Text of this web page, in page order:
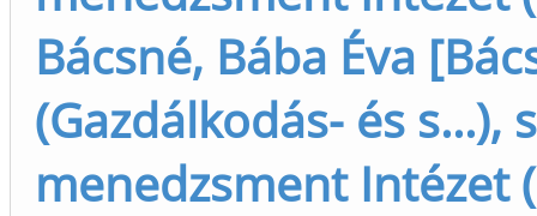
Bácsné, Bába Éva
(Gazdálkodás- és s...),
menedzsment Intézet